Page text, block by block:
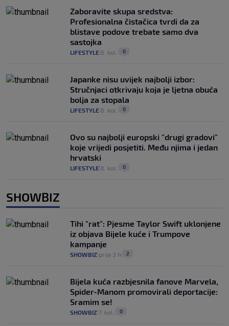
Zaboravite skupa sredstva:
Profesionalna čistačica tvrdi da za
blistave podove trebate samo dva
sastojka
LIFESTYLE 6. kol. 0
Japanke nisu uvijek najbolji izbor:
Stručnjaci otkrivaju koja je ljetna obuća
bolja za stopala
LIFESTYLE 6. kol. 0
Ovo su najbolji europski "drugi gradovi"
koje vrijedi posjetiti. Među njima i jedan
hrvatski
LIFESTYLE 6. kol. 0
SHOWBIZ
Tihi "rat": Pjesme Taylor Swift uklonjene
iz objava Bijele kuće i Trumpove
kampanje
SHOWBIZ prije 3 h 2
Bijela kuća razbjesnila fanove Marvela,
Spider-Manom promovirali deportacije:
Sramim se!
SHOWBIZ 7. kol. 0